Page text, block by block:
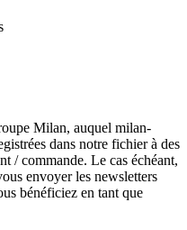
Milan, auquel milan-
dans notre fichier à des
/ commande. Le cas échéant,
envoyer les newsletters
bénéficiez en tant que